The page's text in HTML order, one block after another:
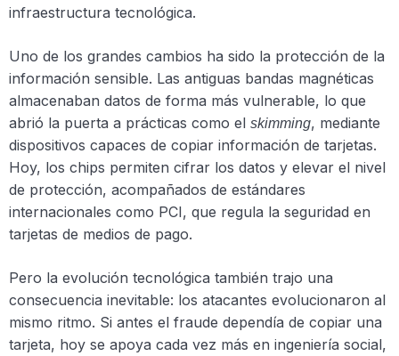
infraestructura tecnológica.
Uno de los grandes cambios ha sido la protección de la
información sensible. Las antiguas bandas magnéticas
almacenaban datos de forma más vulnerable, lo que
abrió la puerta a prácticas como el skimming, mediante
dispositivos capaces de copiar información de tarjetas.
Hoy, los chips permiten cifrar los datos y elevar el nivel
de protección, acompañados de estándares
internacionales como PCI, que regula la seguridad en
tarjetas de medios de pago.
Pero la evolución tecnológica también trajo una
consecuencia inevitable: los atacantes evolucionaron al
mismo ritmo. Si antes el fraude dependía de copiar una
tarjeta, hoy se apoya cada vez más en ingeniería social,